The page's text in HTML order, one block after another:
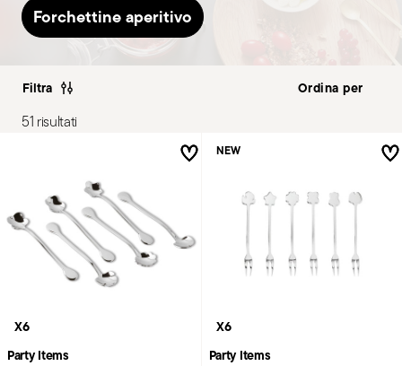
Forchettine aperitivo
Filtra
51 risultati
X6
Party Items
X6
Party Items
NEW